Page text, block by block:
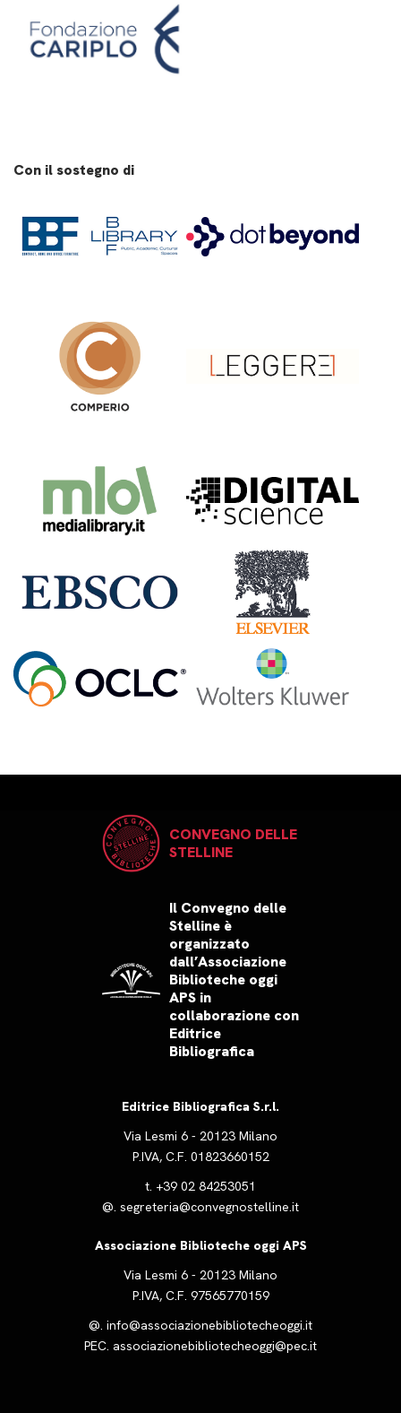
Con il sostegno di
CONVEGNO DELLE
STELLINE
Il Convegno delle
Stelline è
organizzato
dall’Associazione
Biblioteche oggi
APS in
collaborazione con
Editrice
Bibliografica
Editrice Bibliografica S.r.l.
Via Lesmi 6 - 20123 Milano
P.IVA, C.F. 01823660152
t. +39 02 84253051
@. segreteria@convegnostelline.it
Associazione Biblioteche oggi APS
Via Lesmi 6 - 20123 Milano
P.IVA, C.F. 97565770159
@. info@associazionebibliotecheoggi.it
PEC. associazionebibliotecheoggi@pec.it